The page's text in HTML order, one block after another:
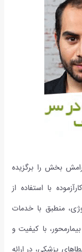
بخش را برگزیده
با استفاده از
منطبق با خدمات
با کیفیت و